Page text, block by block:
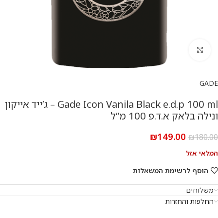
GADE
Gade Icon Vanila Black e.d.p 100 ml – ג’ייד אייקון
ונילה בלאק א.ד.פ 100 מ”ל
₪180.00
₪149.00
המלאי אזל
הוסף לרשימת המשאלות
משלוחים
החלפות והחזרות